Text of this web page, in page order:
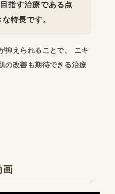
指す治療である点
特長です。
抑えられることで、 ニキ
の改善も期待できる治療
画